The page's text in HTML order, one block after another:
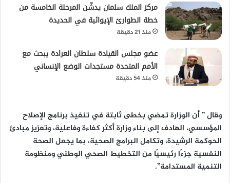
مركز الملك سلمان يدشّن المرحلة الخامسة من
خطة الطوارئ الإيوائية في الحديدة
منذ 21 دقيقة
عضو مجلس القيادة سلطان العرادة يبحث مع
الأمم المتحدة مستجدات الوضع الإنساني
منذ 54 دقيقة
وقال ” أن الوزارة تمضي بخطى ثابتة في تنفيذ برنامج الإصلاح
المؤسسي، الهادف إلى بناء وزارة أكثر كفاءة وفاعلية، وتعزيز مبادئ
الحوكمة الرشيدة، وتكامل البرامج الصحية، بما يجعل الصحة
النفسية جزءًا رئيسيًا من التخطيط الصحي الوطني ومنظومة
التنمية المستدامة”.